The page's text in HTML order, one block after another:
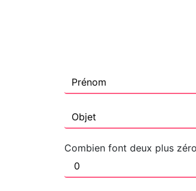
Combien font deux plus zéro